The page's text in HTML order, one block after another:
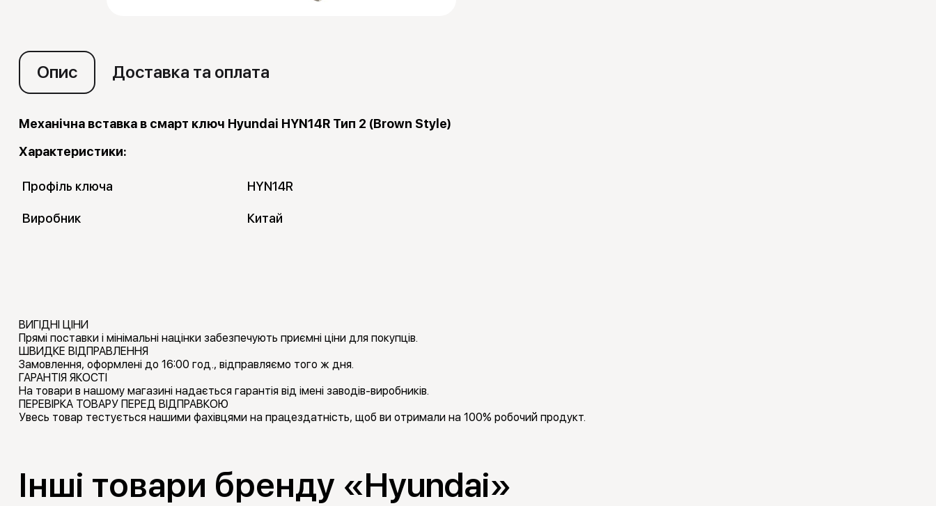
Опис Доставка та оплата
Механічна вставка в смарт ключ Hyundai HYN14R Тип 2 (Brown Style)
Характеристики:
Профіль ключа HYN14R
Виробник Китай
ВИГІДНІ ЦІНИ
Прямі поставки і мінімальні націнки забезпечують приємні ціни для покупців.
ШВИДКЕ ВІДПРАВЛЕННЯ
Замовлення, оформлені до 16:00 год., відправляємо того ж дня.
ГАРАНТІЯ ЯКОСТІ
На товари в нашому магазині надається гарантія від імені заводів-виробників.
ПЕРЕВІРКА ТОВАРУ ПЕРЕД ВІДПРАВКОЮ
Увесь товар тестується нашими фахівцями на працездатність, щоб ви отримали на 100% робочий продукт.
Інші товари бренду «Hyundai»